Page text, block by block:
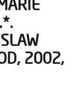
2002,